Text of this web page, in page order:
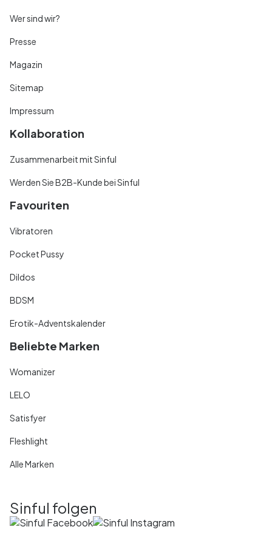
Wer sind wir?
Presse
Magazin
Sitemap
Impressum
Kollaboration
Zusammenarbeit mit Sinful
Werden Sie B2B-Kunde bei Sinful
Favouriten
Vibratoren
Pocket Pussy
Dildos
BDSM
Erotik-Adventskalender
Beliebte Marken
Womanizer
LELO
Satisfyer
Fleshlight
Alle Marken
Sinful folgen